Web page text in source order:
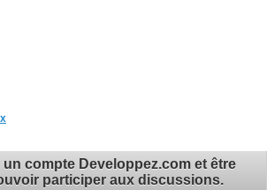
compte Developpez.com et être
participer aux discussions.